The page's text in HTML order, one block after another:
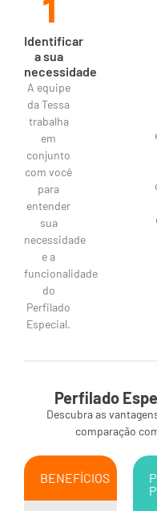
Identificar
a sua
necessidade
A equipe
da Tessa
trabalha
em
conjunto
com você
para
entender
sua
necessidade
e a
funcionalidade
do
Perfilado
Especial.
Perfilado
Descubra as
comparação
BENEFÍCIOS